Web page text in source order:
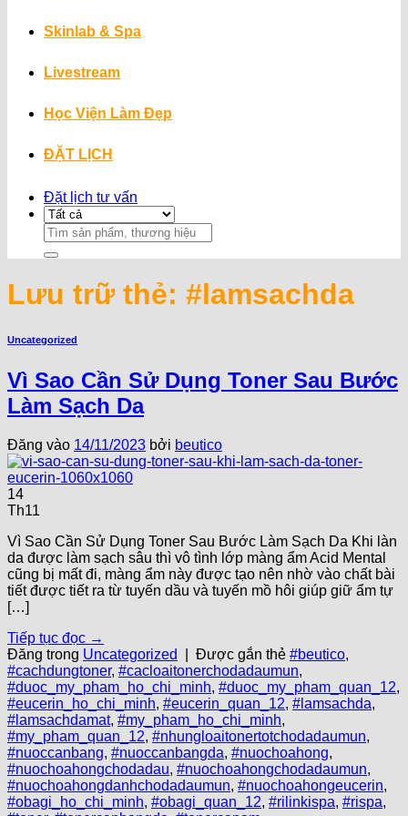
Skinlab & Spa
Livestream
Học Viện Làm Đẹp
ĐẶT LỊCH
Đặt lịch tư vấn
Search
for:
Lưu trữ thẻ: #lamsachda
Uncategorized
Vì Sao Cần Sử Dụng Toner Sau Bước
Làm Sạch Da
Đăng vào 14/11/2023 bởi beutico
14
Th11
Vì Sao Cần Sử Dụng Toner Sau Bước Làm Sạch Da Khi làn
da được làm sạch sâu thì vô tình lớp màng ẩm Acid Mental
cũng bị mất đi, màng ẩm này được tạo nên nhờ vào chất bài
tiết được tiết ra từ tuyến dầu và tuyến mồ hôi giúp giữ ẩm tự
[…]
Tiếp tục đọc →
Đăng trong Uncategorized Được gắn thẻ #beutico,
#cachdungtoner, #cacloaitonerchodadaumun,
#duoc_my_pham_ho_chi_minh, #duoc_my_pham_quan_12,
#eucerin_ho_chi_minh, #eucerin_quan_12, #lamsachda,
#lamsachdamat, #my_pham_ho_chi_minh,
#my_pham_quan_12, #nhungloaitonertotchodadaumun,
#nuoccanbang, #nuoccanbangda, #nuochoahong,
#nuochoahongchodadau, #nuochoahongchodadaumun,
#nuochoahongdanhchodadaumun, #nuochoahongeucerin,
#obagi_ho_chi_minh, #obagi_quan_12, #rilinkispa, #rispa,